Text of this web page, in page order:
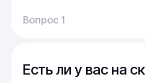
Вы можете отправить
(в т.ч. примерный) с
Мы можем изготовить
Вопрос 1
Есть ли у вас на